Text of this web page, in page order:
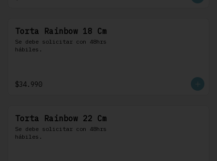
Torta Rainbow 18 Cm
Se debe solicitar con 48hrs
hábiles.
$34.990
Torta Rainbow 22 Cm
Se debe solicitar con 48hrs
hábiles.